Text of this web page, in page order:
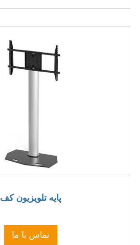
پایه تلویزیون کف
تماس با ما